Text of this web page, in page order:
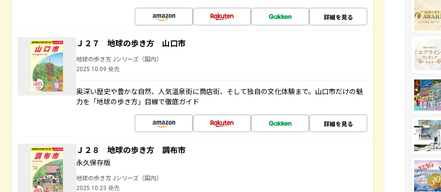
詳細を見る
Ｊ２７ 地球の歩き方 山口市
地球の歩き方 Jシリーズ（国内）
2025.10.09 発売
奥深い歴史や豊かな自然、人気温泉街に商店街、そして独自の文化体験まで。山口市だけの魅
力を「地球の歩き方」目線で徹底ガイド
詳細を見る
Ｊ２８ 地球の歩き方 調布市
永久保存版
地球の歩き方 Jシリーズ（国内）
2025.10.23 発売